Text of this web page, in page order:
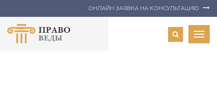
ОНЛАЙН ЗАЯВКА НА КОНСУЛЬТАЦИЮ